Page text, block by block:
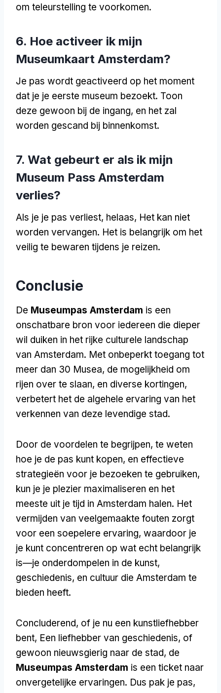
om teleurstelling te voorkomen.
6. Hoe activeer ik mijn
Museumkaart Amsterdam?
Je pas wordt geactiveerd op het moment
dat je je eerste museum bezoekt. Toon
deze gewoon bij de ingang, en het zal
worden gescand bij binnenkomst.
7. Wat gebeurt er als ik mijn
Museum Pass Amsterdam
verlies?
Als je je pas verliest, helaas, Het kan niet
worden vervangen. Het is belangrijk om het
veilig te bewaren tijdens je reizen.
Conclusie
De Museumpas Amsterdam is een
onschatbare bron voor iedereen die dieper
wil duiken in het rijke culturele landschap
van Amsterdam. Met onbeperkt toegang tot
meer dan 30 Musea, de mogelijkheid om
rijen over te slaan, en diverse kortingen,
verbetert het de algehele ervaring van het
verkennen van deze levendige stad.
Door de voordelen te begrijpen, te weten
hoe je de pas kunt kopen, en effectieve
strategieën voor je bezoeken te gebruiken,
kun je je plezier maximaliseren en het
meeste uit je tijd in Amsterdam halen. Het
vermijden van veelgemaakte fouten zorgt
voor een soepelere ervaring, waardoor je
je kunt concentreren op wat echt belangrijk
is—je onderdompelen in de kunst,
geschiedenis, en cultuur die Amsterdam te
bieden heeft.
Concluderend, of je nu een kunstliefhebber
bent, Een liefhebber van geschiedenis, of
gewoon nieuwsgierig naar de stad, de
Museumpas Amsterdam is een ticket naar
onvergetelijke ervaringen. Dus pak je pas,